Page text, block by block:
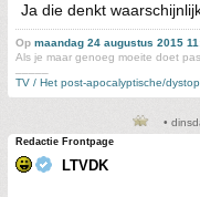
Ja die denkt
Op maandag 24 augustus 2015
Als je maar genoeg moeite doet
TV / Het post-apocalyptische/
•
Redactie Frontpage
LTVDK